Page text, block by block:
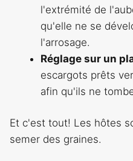
l'extrémité de
qu'elle ne se
l'arrosage.
Réglage sur un
escargots prêts
afin qu'ils ne
Et c'est tout! Les hôtes
semer des graines.